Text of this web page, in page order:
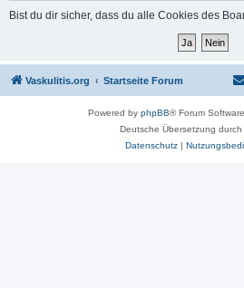
Bist du dir sicher, dass du alle Cookies des
Vaskulitis.org Startseite Forum
Powered by phpBB® Forum
Deutsche Übersetzung durch
Datenschutz|